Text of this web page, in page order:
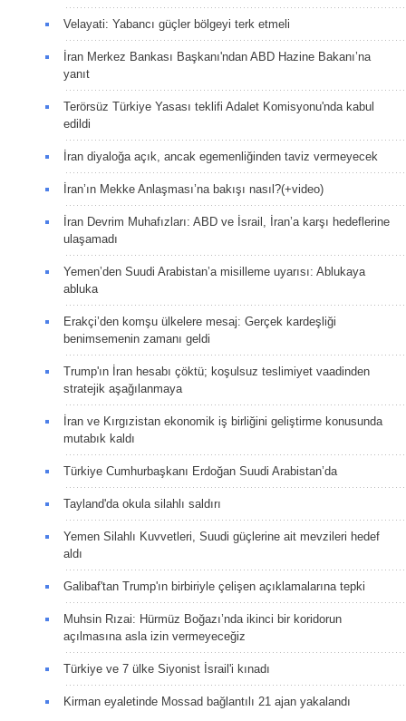
Velayati: Yabancı güçler bölgeyi terk etmeli
İran Merkez Bankası Başkanı'ndan ABD Hazine Bakanı’na
yanıt
Terörsüz Türkiye Yasası teklifi Adalet Komisyonu'nda kabul
edildi
İran diyaloğa açık, ancak egemenliğinden taviz vermeyecek
İran’ın Mekke Anlaşması’na bakışı nasıl?(+video)
İran Devrim Muhafızları: ABD ve İsrail, İran’a karşı hedeflerine
ulaşamadı
Yemen’den Suudi Arabistan’a misilleme uyarısı: Ablukaya
abluka
Erakçi’den komşu ülkelere mesaj: Gerçek kardeşliği
benimsemenin zamanı geldi
Trump'ın İran hesabı çöktü; koşulsuz teslimiyet vaadinden
stratejik aşağılanmaya
İran ve Kırgızistan ekonomik iş birliğini geliştirme konusunda
mutabık kaldı
Türkiye Cumhurbaşkanı Erdoğan Suudi Arabistan’da
Tayland'da okula silahlı saldırı
Yemen Silahlı Kuvvetleri, Suudi güçlerine ait mevzileri hedef
aldı
Galibaf'tan Trump'ın birbiriyle çelişen açıklamalarına tepki
Muhsin Rızai: Hürmüz Boğazı’nda ikinci bir koridorun
açılmasına asla izin vermeyeceğiz
Türkiye ve 7 ülke Siyonist İsrail'i kınadı
Kirman eyaletinde Mossad bağlantılı 21 ajan yakalandı